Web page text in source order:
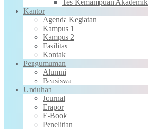
Tes Kemampuan Akademik
Kantor
Agenda Kegiatan
Kampus 1
Kampus 2
Fasilitas
Kontak
Pengumuman
Alumni
Beasiswa
Unduhan
Journal
Erapor
E-Book
Penelitian